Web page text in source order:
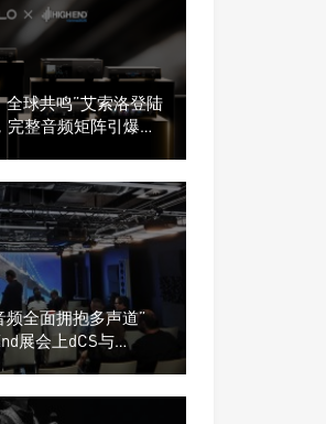
全球共鸣”艾索洛登陆
完整音频矩阵引爆关
频全面拥抱多声道”
展会上dCS与
声道演示系统